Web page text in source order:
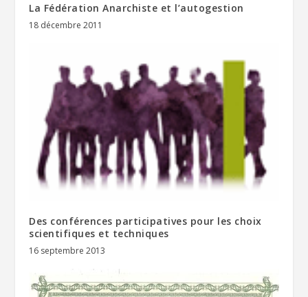
La Fédération Anarchiste et l’autogestion
18 décembre 2011
Des conférences participatives pour les choix
scientifiques et techniques
16 septembre 2013